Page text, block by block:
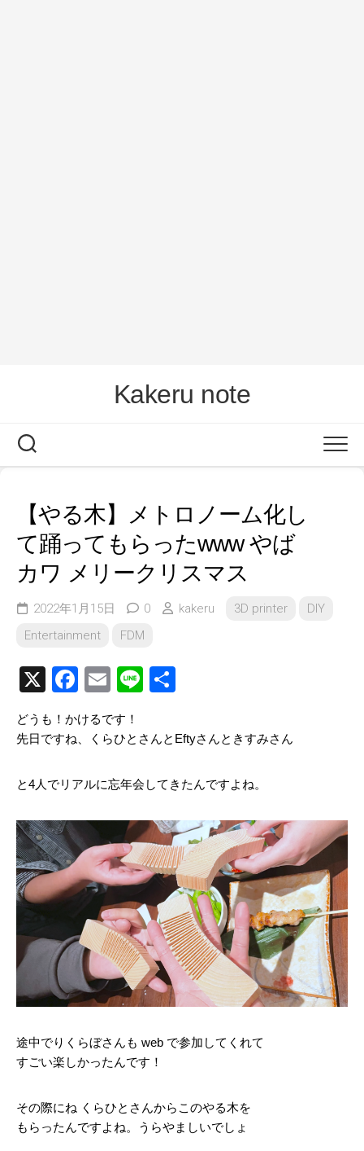
Kakeru note
【やる木】メトロノーム化し
て踊ってもらったwww やば
カワ メリークリスマス
2022年1月15日 0 kakeru 3D printer
DIY
Entertainment
FDM
X Facebook
Email
Line
どうも！かけるです！
先日ですね、くらひとさんとEftyさんときすみさん
と4人でリアルに忘年会してきたんですよね。
途中でりくらぼさんも web で参加してくれて
すごい楽しかったんです！
その際にね くらひとさんからこのやる木を
もらったんですよね。うらやましいでしょ